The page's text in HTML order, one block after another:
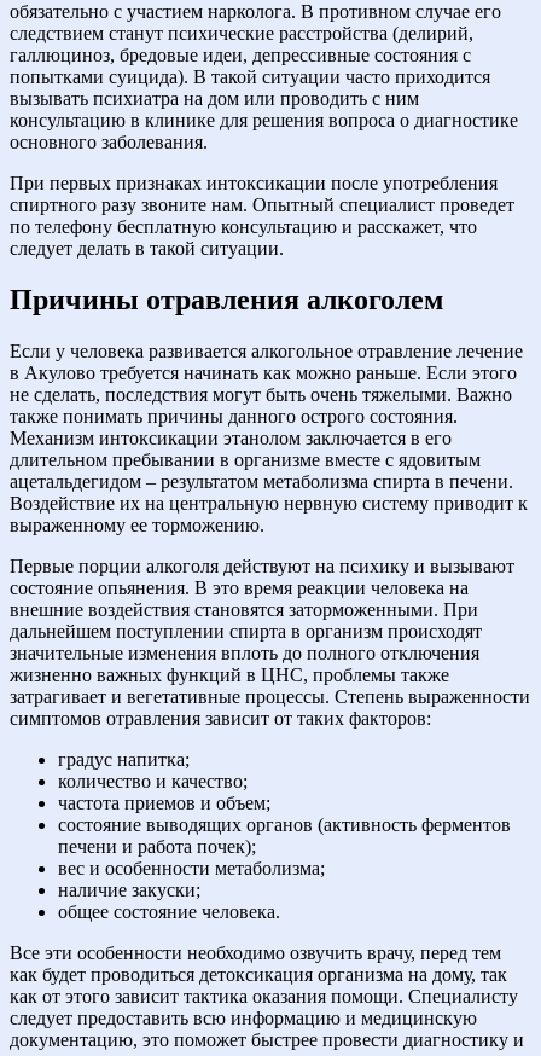
обязательно с участием нарколога. В противном случае его
следствием станут психические расстройства (делирий,
галлюциноз, бредовые идеи, депрессивные состояния с
попытками суицида). В такой ситуации часто приходится
вызывать психиатра на дом или проводить с ним
консультацию в клинике для решения вопроса о диагностике
основного заболевания.
При первых признаках интоксикации после употребления
спиртного разу звоните нам. Опытный специалист проведет
по телефону бесплатную консультацию и расскажет, что
следует делать в такой ситуации.
Причины отравления алкоголем
Если у человека развивается алкогольное отравление лечение
в Акулово требуется начинать как можно раньше. Если этого
не сделать, последствия могут быть очень тяжелыми. Важно
также понимать причины данного острого состояния.
Механизм интоксикации этанолом заключается в его
длительном пребывании в организме вместе с ядовитым
ацетальдегидом – результатом метаболизма спирта в печени.
Воздействие их на центральную нервную систему приводит к
выраженному ее торможению.
Первые порции алкоголя действуют на психику и вызывают
состояние опьянения. В это время реакции человека на
внешние воздействия становятся заторможенными. При
дальнейшем поступлении спирта в организм происходят
значительные изменения вплоть до полного отключения
жизненно важных функций в ЦНС, проблемы также
затрагивает и вегетативные процессы. Степень выраженности
симптомов отравления зависит от таких факторов:
градус напитка;
количество и качество;
частота приемов и объем;
состояние выводящих органов (активность ферментов
печени и работа почек);
вес и особенности метаболизма;
наличие закуски;
общее состояние человека.
Все эти особенности необходимо озвучить врачу, перед тем
как будет проводиться детоксикация организма на дому, так
как от этого зависит тактика оказания помощи. Специалисту
следует предоставить всю информацию и медицинскую
документацию, это поможет быстрее провести диагностику и